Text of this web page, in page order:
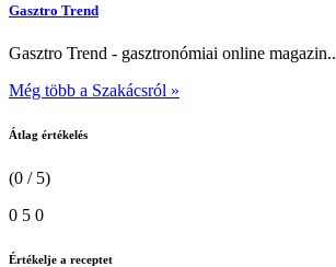
Gasztro Trend
Gasztro Trend - gasztronómiai online magazin..
Még több a Szakácsról »
Átlag értékelés
(0 / 5)
0 5 0
Értékelje a receptet